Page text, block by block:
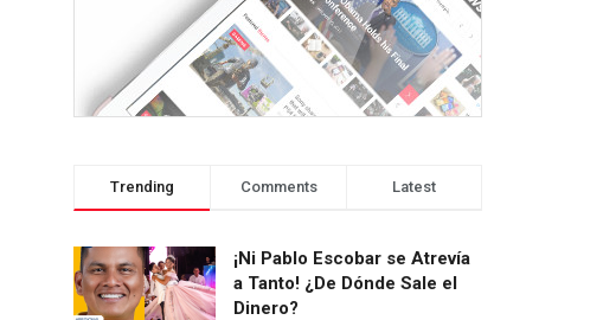
Trending Comments Latest
¡Ni Pablo Escobar se Atrevía
a Tanto! ¿De Dónde Sale el
Dinero?